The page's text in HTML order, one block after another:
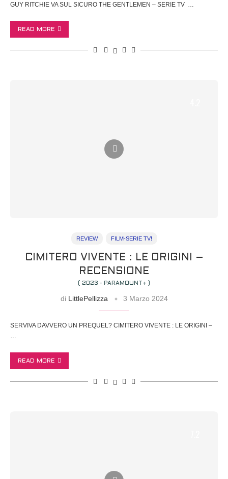
GUY RITCHIE VA SUL SICURO THE GENTLEMEN – SERIE TV …
READ MORE
REVIEW FILM-SERIE TV!
CIMITERO VIVENTE : LE ORIGINI –
RECENSIONE
( 2023 - PARAMOUNT+ )
di LittlePellizza 3 Marzo 2024
SERVIVA DAVVERO UN PREQUEL? CIMITERO VIVENTE : LE ORIGINI –
…
READ MORE